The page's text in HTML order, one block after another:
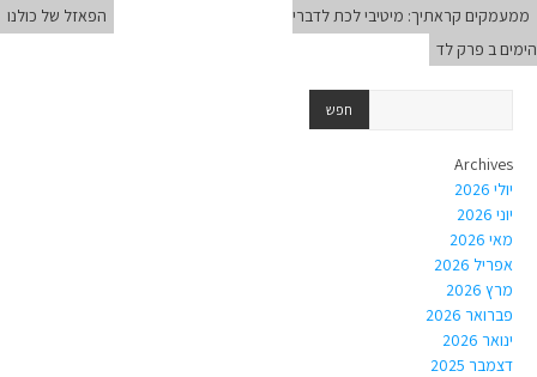
ממעמקים קראתיך: מיטיבי לכת לדברי
הימים ב פרק לד
הפאזל של כולנו
Archives
יולי 2026
יוני 2026
מאי 2026
אפריל 2026
מרץ 2026
פברואר 2026
ינואר 2026
דצמבר 2025